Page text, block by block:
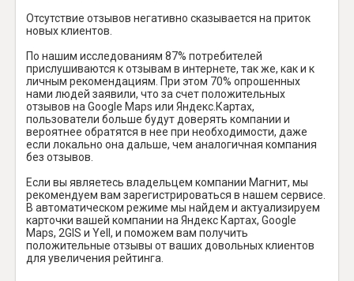
Отсутствие отзывов негативно сказывается на приток
новых клиентов.
По нашим исследованиям 87% потребителей
прислушиваются к отзывам в интернете, так же, как и к
личным рекомендациям. При этом 70% опрошенных
нами людей заявили, что за счет положительных
отзывов на Google Maps или Яндекс.Картах,
пользователи больше будут доверять компании и
вероятнее обратятся в нее при необходимости, даже
если локально она дальше, чем аналогичная компания
без отзывов.
Если вы являетесь владельцем компании Магнит, мы
рекомендуем вам зарегистрироваться в нашем сервисе.
В автоматическом режиме мы найдем и актуализируем
карточки вашей компании на Яндекс Картах, Google
Maps, 2GIS и Yell, и поможем вам получить
положительные отзывы от ваших довольных клиентов
для увеличения рейтинга.